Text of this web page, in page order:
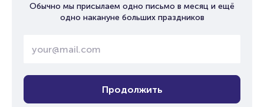
Обычно мы присылаем одно письмо в месяц и ещё
одно накануне больших праздников
Продолжить